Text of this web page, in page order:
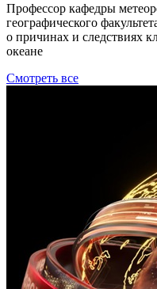
Профессор кафедры
географического
о причинах и следствиях
океане
Смотреть все